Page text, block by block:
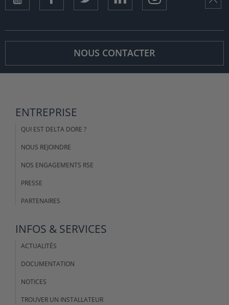
NOUS CONTACTER
ENTREPRISE
QUI EST DELTA DORE ?
NOUS REJOINDRE
NOS ENGAGEMENTS RSE
PRESSE
PARTENAIRES
INFOS & SERVICES
ACTUALITÉS
DOCUMENTATION
NOTICES
TROUVER UN INSTALLATEUR